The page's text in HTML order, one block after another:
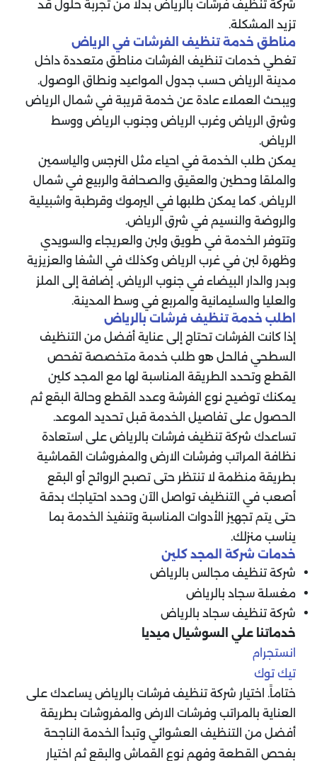
شركة تنظيف فرشات بالرياض بدلا من تجربة حلول قد
تزيد المشكلة.
مناطق خدمة تنظيف الفرشات في الرياض
تغطي خدمات تنظيف الفرشات مناطق متعددة داخل
مدينة الرياض حسب جدول المواعيد ونطاق الوصول.
ويبحث العملاء عادة عن خدمة قريبة في شمال الرياض
وشرق الرياض وغرب الرياض وجنوب الرياض ووسط
الرياض.
يمكن طلب الخدمة في احياء مثل النرجس والياسمين
والملقا وحطين والعقيق والصحافة والربيع في شمال
الرياض. كما يمكن طلبها في اليرموك وقرطبة واشبيلية
والروضة والنسيم في شرق الرياض.
وتتوفر الخدمة في طويق ولبن والعريجاء والسويدي
وظهرة لبن في غرب الرياض وكذلك في الشفا والعزيزية
وبدر والدار البيضاء في جنوب الرياض. إضافة إلى الملز
والعليا والسليمانية والمربع في وسط المدينة.
اطلب خدمة تنظيف فرشات بالرياض
إذا كانت الفرشات تحتاج إلى عناية أفضل من التنظيف
السطحي فالحل هو طلب خدمة متخصصة تفحص
القطع وتحدد الطريقة المناسبة لها مع المجد كلين
يمكنك توضيح نوع الفرشة وعدد القطع وحالة البقع ثم
الحصول على تفاصيل الخدمة قبل تحديد الموعد.
تساعدك شركة تنظيف فرشات بالرياض على استعادة
نظافة المراتب وفرشات الارض والمفروشات القماشية
بطريقة منظمة لا تنتظر حتى تصبح الروائح أو البقع
أصعب في التنظيف تواصل الآن وحدد احتياجك بدقة
حتى يتم تجهيز الأدوات المناسبة وتنفيذ الخدمة بما
يناسب منزلك.
خدمات شركة المجد كلين
شركة تنظيف مجالس بالرياض
مغسلة سجاد بالرياض
شركة تنظيف سجاد بالرياض
خدماتنا علي السوشيال ميديا
انستجرام
تيك توك
ختاماً. اختيار شركة تنظيف فرشات بالرياض يساعدك على
العناية بالمراتب وفرشات الارض والمفروشات بطريقة
أفضل من التنظيف العشوائي وتبدأ الخدمة الناجحة
بفحص القطعة وفهم نوع القماش والبقع ثم اختيار